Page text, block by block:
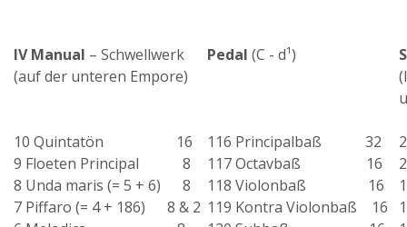
IV Manual – Schwellwerk
(auf der unteren Empore)
Pedal (C - d¹)
10 Quintatön 16
9 Floeten Principal 8
8 Unda maris (= 5 + 6) 8
7 Piffaro (= 4 + 186) 8 & 2
116 Principalbaß 32
117 Octavbaß 16
118 Violonbaß 16
119 Kontra Violonbaß 16